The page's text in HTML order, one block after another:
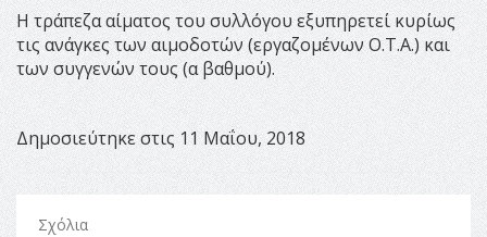
Η τράπεζα αίματος του συλλόγου εξυπηρετεί κυρίως
τις ανάγκες των αιμοδοτών (εργαζομένων Ο.Τ.Α.) και
των συγγενών τους (α βαθμού).
Δημοσιεύτηκε στις 11 Μαΐου, 2018
Σχόλια